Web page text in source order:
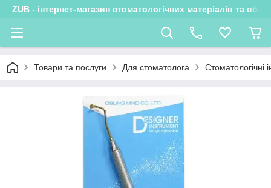
ZUB - інтернет-магазин стоматологічних матеріалів та
Товари та послуги Для стоматолога Стоматологічні